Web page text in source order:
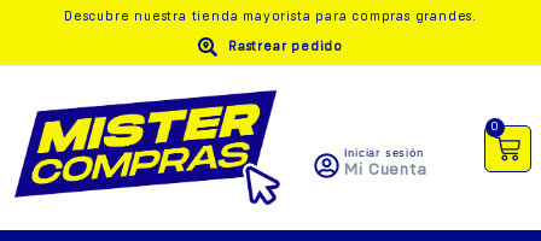
Descubre nuestra tienda mayorista para compras grandes.
Rastrear pedido
Iniciar sesión
Mi Cuenta
0